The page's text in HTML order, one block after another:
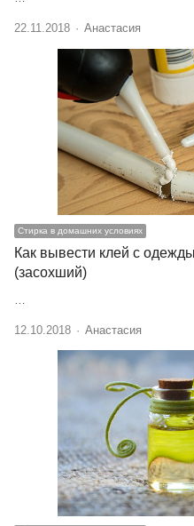
22.11.2018 Author
Анастасия
Стирка в домашних условиях
Как вывести клей с
(засохший)
12.10.2018 Author
Анастасия